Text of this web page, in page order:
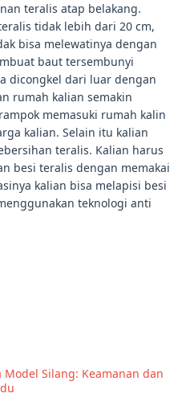
teralis atap belakang.
tidak lebih dari 20 cm,
bisa melewatinya dengan
baut tersembunyi
dicongkel dari luar dengan
rumah kalian semakin
memasuki rumah kalin
kalian. Selain itu kalian
teralis. Kalian harus
besi teralis dengan memakai
kalian bisa melapisi besi
teknologi anti
Model Silang: Keamanan dan